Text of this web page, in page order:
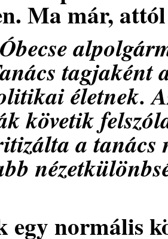
Ma már,
tagjaként
életnek.
követik
a tanács
normális